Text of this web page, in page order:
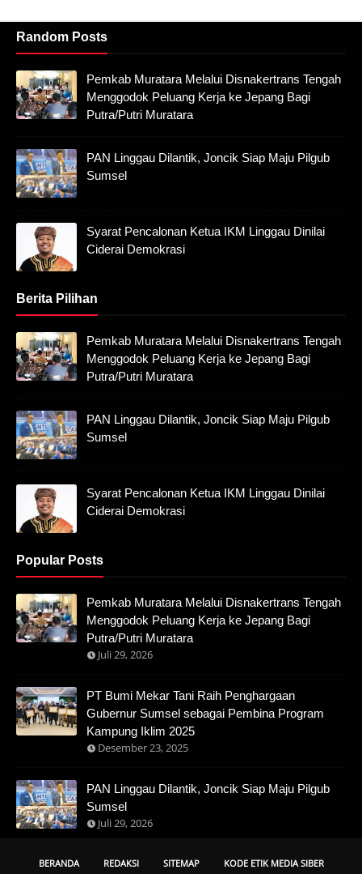
Random Posts
Pemkab Muratara Melalui Disnakertrans Tengah
Menggodok Peluang Kerja ke Jepang Bagi
Putra/Putri Muratara
PAN Linggau Dilantik, Joncik Siap Maju Pilgub
Sumsel
Syarat Pencalonan Ketua IKM Linggau Dinilai
Ciderai Demokrasi
Berita Pilihan
Pemkab Muratara Melalui Disnakertrans Tengah
Menggodok Peluang Kerja ke Jepang Bagi
Putra/Putri Muratara
PAN Linggau Dilantik, Joncik Siap Maju Pilgub
Sumsel
Syarat Pencalonan Ketua IKM Linggau Dinilai
Ciderai Demokrasi
Popular Posts
Pemkab Muratara Melalui Disnakertrans Tengah
Menggodok Peluang Kerja ke Jepang Bagi
Putra/Putri Muratara
Juli 29, 2026
PT Bumi Mekar Tani Raih Penghargaan
Gubernur Sumsel sebagai Pembina Program
Kampung Iklim 2025
Desember 23, 2025
PAN Linggau Dilantik, Joncik Siap Maju Pilgub
Sumsel
Juli 29, 2026
BERANDA REDAKSI SITEMAP KODE ETIK MEDIA SIBER